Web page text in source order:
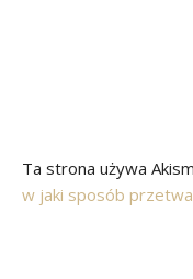
Ta strona używa
w jaki sposób